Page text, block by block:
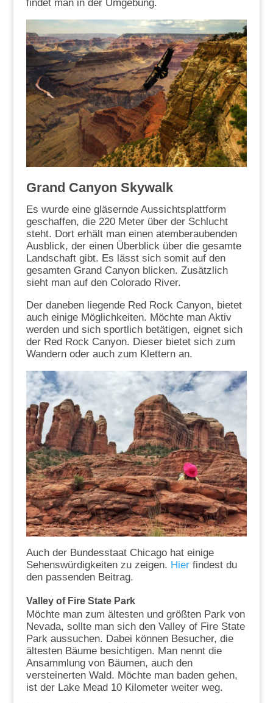
findet man in der Umgebung.
Grand Canyon Skywalk
Es wurde eine gläsernde Aussichtsplattform
geschaffen, die 220 Meter über der Schlucht
steht. Dort erhält man einen atemberaubenden
Ausblick, der einen Überblick über die gesamte
Landschaft gibt. Es lässt sich somit auf den
gesamten Grand Canyon blicken. Zusätzlich
sieht man auf den Colorado River.
Der daneben liegende Red Rock Canyon, bietet
auch einige Möglichkeiten. Möchte man Aktiv
werden und sich sportlich betätigen, eignet sich
der Red Rock Canyon. Dieser bietet sich zum
Wandern oder auch zum Klettern an.
Auch der Bundesstaat Chicago hat einige
Sehenswürdigkeiten zu zeigen. Hierfindest du
den passenden Beitrag.
Valley of Fire State Park
Möchte man zum ältesten und größten Park von
Nevada, sollte man sich den Valley of Fire State
Park aussuchen. Dabei können Besucher, die
ältesten Bäume besichtigen. Man nennt die
Ansammlung von Bäumen, auch den
versteinerten Wald. Möchte man baden gehen,
ist der Lake Mead 10 Kilometer weiter weg.